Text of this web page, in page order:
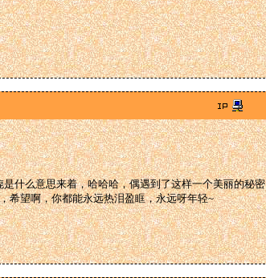
什么意思来着，哈哈哈，偶遇到了这样一个美丽的秘密
希望啊，你都能永远热泪盈眶，永远呀年轻~